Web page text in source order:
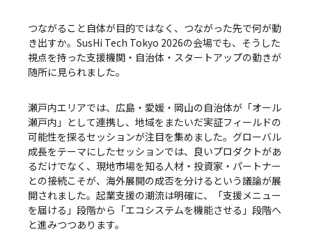
つながること自体が目的ではなく、つながった先で何が動
き出すか。SusHi Tech Tokyo 2026の会場でも、そうした
視点を持った支援機関・自治体・スタートアップの動きが
随所に見られました。
瀬戸内エリアでは、広島・愛媛・岡山の自治体が「オール
瀬戸内」として連携し、地域をまたいだ実証フィールドの
可能性を探るセッションが注目を集めました。グローバル
成長をテーマにしたセッションでは、良いプロダクトがあ
るだけでなく、現地市場を知る人材・投資家・パートナー
との接続こそが、海外展開の成否を分けるという議論が展
開されました。起業支援の潮流は明確に、「支援メニュー
を届ける」段階から「エコシステムを機能させる」段階へ
と進みつつあります。